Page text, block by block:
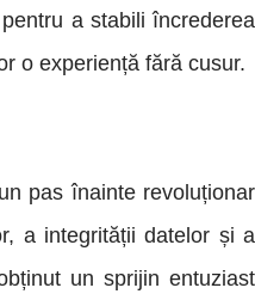
a stabili încrederea
o experiență fără cusur.
pas înainte revoluționar
a integrității datelor și a
un sprijin entuziast